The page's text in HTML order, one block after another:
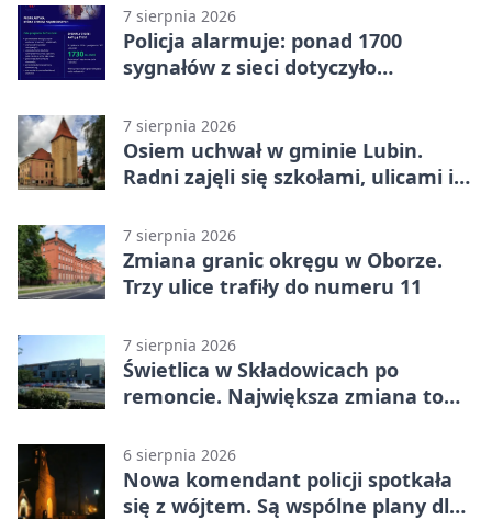
7 sierpnia 2026
Policja alarmuje: ponad 1700
sygnałów z sieci dotyczyło
7 sierpnia 2026
Osiem uchwał w gminie Lubin.
Radni zajęli się szkołami, ulicami i
7 sierpnia 2026
Zmiana granic okręgu w Oborze.
Trzy ulice trafiły do numeru 11
7 sierpnia 2026
Świetlica w Składowicach po
remoncie. Największa zmiana to
6 sierpnia 2026
Nowa komendant policji spotkała
się z wójtem. Są wspólne plany dla